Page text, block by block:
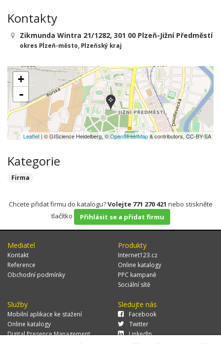
Kontakty
Zikmunda Wintra 21/1282, 301 00 Plzeň-Jižní Předměstí
okres Plzeň-město, Plzeňský kraj
+
-
Leaflet | © GIScience Heidelberg, ©OpenStreetMap& contributors, CC-BY-SA
Kategorie
Firma
Chcete přidat firmu do katalogu?Volejte 771 270 421 nebo stiskněte
tlačítko
Přihlásit se a přidat firmu
Mediatel
Kontakt
Reference
Obchodní podmínky
Produkty
Internet123.cz
Online katalogy
PPC kampaně
Sociální sítě
Služby
Mobilní aplikace ke stažení
Online katalogy
Digital Presence Management
Sledujte nás
Facebook
Twitter
LinkedIn